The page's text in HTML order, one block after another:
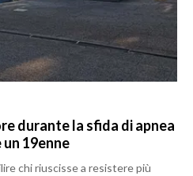
durante la sfida di apnea
un 19enne
chi riuscisse a resistere più